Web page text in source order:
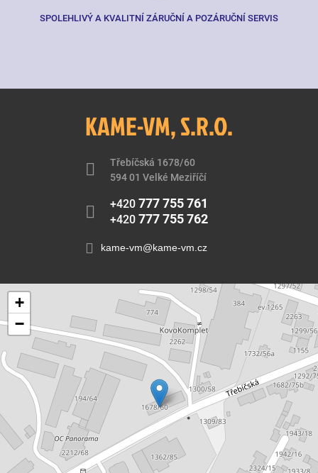
SPOLEHLIVÝ A KVALITNÍ ZÁRUČNÍ A POZÁRUČNÍ SERVIS
KAME-VM, S.R.O.
Třebíčská 1678/60
594 01 Velké Meziříčí
+420 777 755 761
+420 777 755 762
kame-vm@kame-vm.cz
+
−